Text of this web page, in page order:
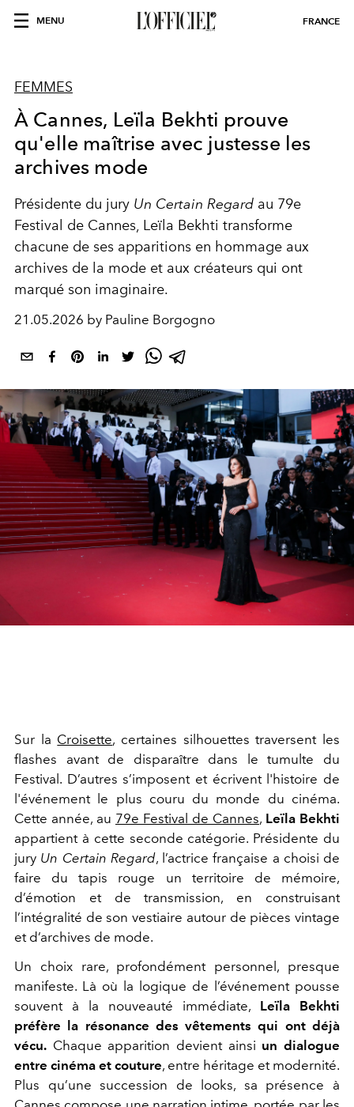
MENU FRANCE
FEMMES
À Cannes, Leïla Bekhti prouve
qu'elle maîtrise avec justesse les
archives mode
Présidente du jury Un Certain Regard au 79e
Festival de Cannes, Leïla Bekhti transforme
chacune de ses apparitions en hommage aux
archives de la mode et aux créateurs qui ont
marqué son imaginaire.
21.05.2026 by Pauline Borgogno
Sur la Croisette, certaines silhouettes traversent les
flashes avant de disparaître dans le tumulte du
Festival. D’autres s’imposent et écrivent l'histoire de
l'événement le plus couru du monde du cinéma.
Cette année, au 79e Festival de Cannes, Leïla Bekhti
appartient à cette seconde catégorie. Présidente du
jury Un Certain Regard, l’actrice française a choisi de
faire du tapis rouge un territoire de mémoire,
d’émotion et de transmission, en construisant
l’intégralité de son vestiaire autour de pièces vintage
et d’archives de mode.
Un choix rare, profondément personnel, presque
manifeste. Là où la logique de l’événement pousse
souvent à la nouveauté immédiate, Leïla Bekhti
préfère la résonance des vêtements qui ont déjà
vécu. Chaque apparition devient ainsi un dialogue
entre cinéma et couture, entre héritage et modernité.
Plus qu’une succession de looks, sa présence à